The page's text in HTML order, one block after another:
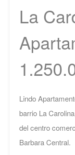
La
Lindo
barrio La
del centro
Barbara Central.